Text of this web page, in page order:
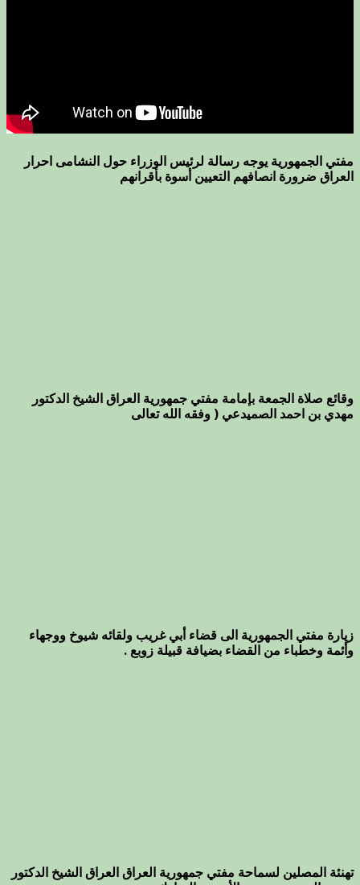
مفتي الجمهورية يوجه رسالة لرئيس الوزراء حول النشامى احرار
العراق ضرورة انصافهم التعيين أسوة بأقرانهم
وقائع صلاة الجمعة بإمامة مفتي جمهورية العراق الشيخ الدكتور
مهدي بن احمد الصميدعي ( وفقه الله تعالى
زيارة مفتي الجمهورية الى قضاء أبي غريب ولقائه شيوخ ووجهاء
وأئمة وخطباء من القضاء بضيافة قبيلة زوبع .
تهنئة المصلين لسماحة مفتي جمهورية العراق العراق الشيخ الدكتور